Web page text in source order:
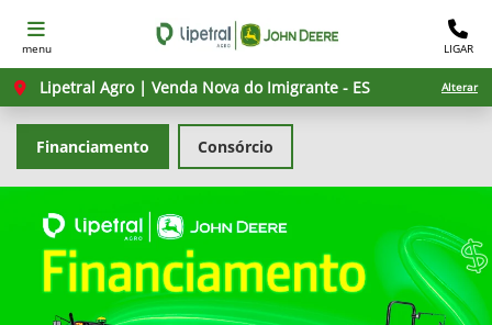
menu LIGAR
Lipetral Agro | Venda Nova do Imigrante - ES Alterar
Consórcio
Financiamento